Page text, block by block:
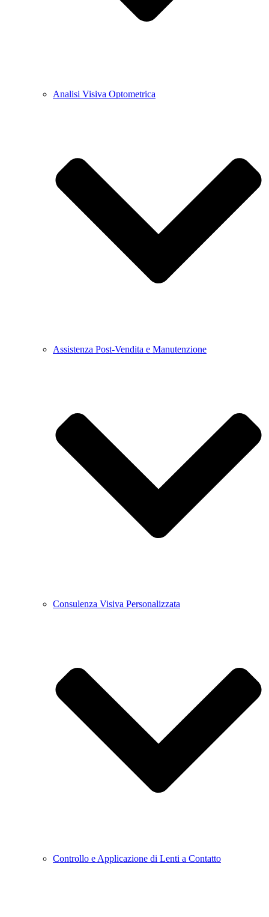
Analisi Visiva Optometrica
Assistenza Post-Vendita e Manutenzione
Consulenza Visiva Personalizzata
Controllo e Applicazione di Lenti a Contatto